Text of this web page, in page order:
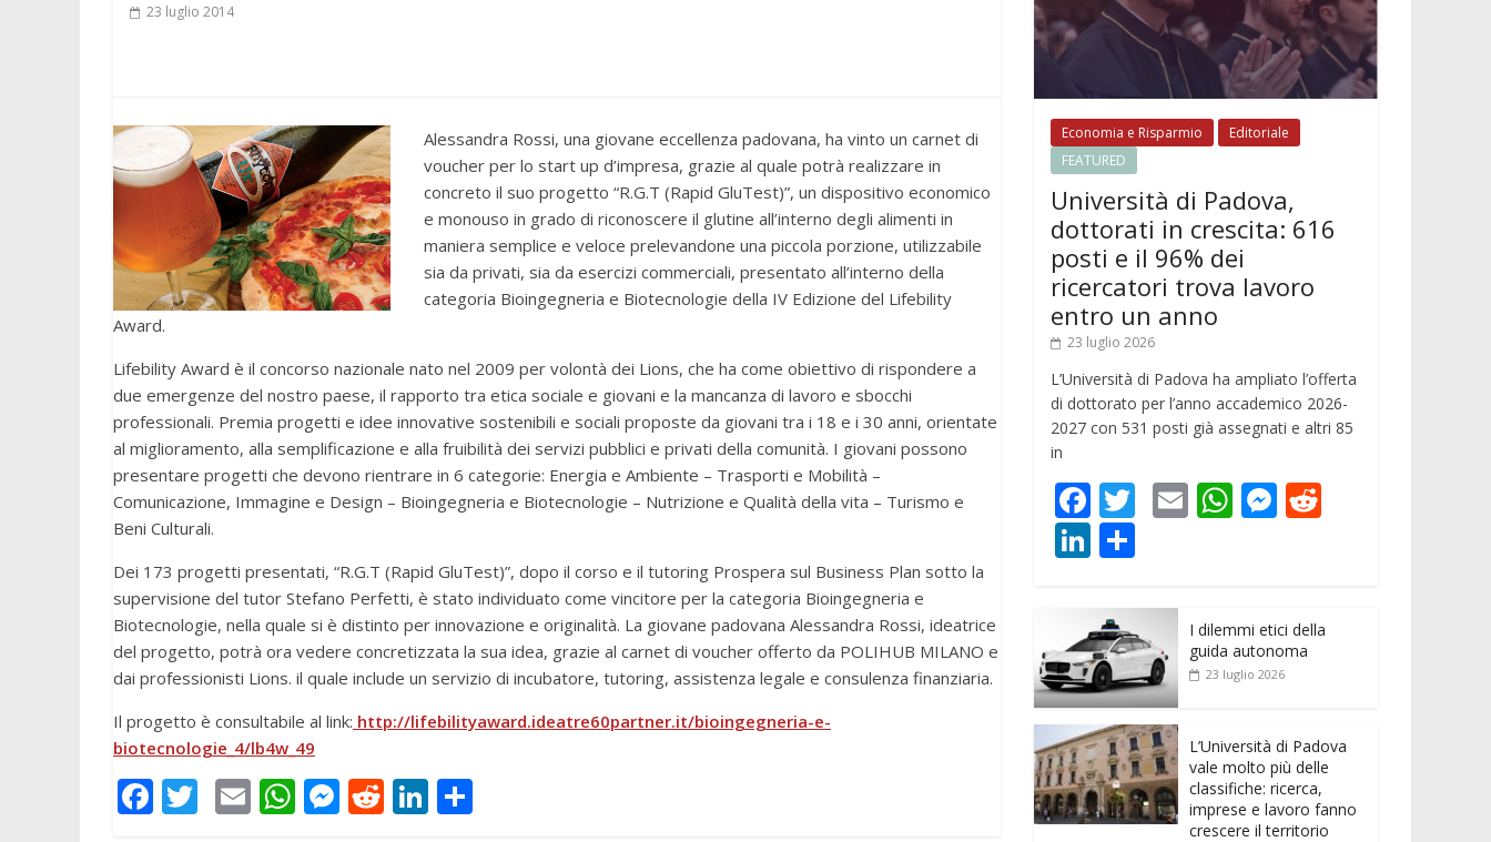
23 luglio 2014
Alessandra Rossi, una giovane eccellenza padovana, ha vinto un carnet di
voucher per lo start up d’impresa, grazie al quale potrà realizzare in
concreto il suo progetto “R.G.T (Rapid GluTest)”, un dispositivo economico
e monouso in grado di riconoscere il glutine all’interno degli alimenti in
maniera semplice e veloce prelevandone una piccola porzione, utilizzabile
sia da privati, sia da esercizi commerciali, presentato all’interno della
categoria Bioingegneria e Biotecnologie della IV Edizione del Lifebility
Award.
Lifebility Award è il concorso nazionale nato nel 2009 per volontà dei Lions, che ha come obiettivo di rispondere a
due emergenze del nostro paese, il rapporto tra etica sociale e giovani e la mancanza di lavoro e sbocchi
professionali. Premia progetti e idee innovative sostenibili e sociali proposte da giovani tra i 18 e i 30 anni, orientate
al miglioramento, alla semplificazione e alla fruibilità dei servizi pubblici e privati della comunità. I giovani possono
presentare progetti che devono rientrare in 6 categorie: Energia e Ambiente – Trasporti e Mobilità –
Comunicazione, Immagine e Design – Bioingegneria e Biotecnologie – Nutrizione e Qualità della vita – Turismo e
Beni Culturali.
Dei 173 progetti presentati, “R.G.T (Rapid GluTest)”, dopo il corso e il tutoring Prospera sul Business Plan sotto la
supervisione del tutor Stefano Perfetti, è stato individuato come vincitore per la categoria Bioingegneria e
Biotecnologie, nella quale si è distinto per innovazione e originalità. La giovane padovana Alessandra Rossi, ideatrice
del progetto, potrà ora vedere concretizzata la sua idea, grazie al carnet di voucher offerto da POLIHUB MILANO e
dai professionisti Lions. il quale include un servizio di incubatore, tutoring, assistenza legale e consulenza finanziaria.
Il progetto è consultabile al link: http://lifebilityaward.ideatre60partner.it/bioingegneria-e-
biotecnologie_4/lb4w_49
F T E W M R Li
Economia e Risparmio
Editoriale
FEATURED
Università di Padova,
dottorati in crescita: 616
posti e il 96% dei
ricercatori trova lavoro
entro un anno
23 luglio 2026
L’Università di Padova ha ampliato l’offerta
di dottorato per l’anno accademico 2026-
2027 con 531 posti già assegnati e altri 85
in
F
ac
e
b
o
o
k
T
er
E W
A
p
M
n
g
t
Li
k
e
dI
n
n
di
vi
di
I dilemmi etici della
guida autonoma
23 luglio 2026
L’Università di Padova
vale molto più delle
classifiche: ricerca,
imprese e lavoro fanno
crescere il territorio